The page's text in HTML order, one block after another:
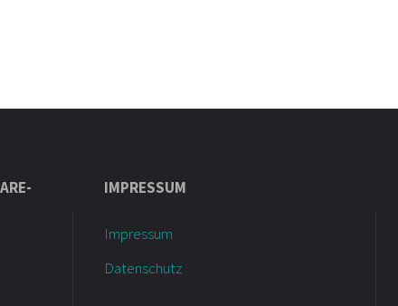
IMPRESSUM
Impressum
Datenschutz